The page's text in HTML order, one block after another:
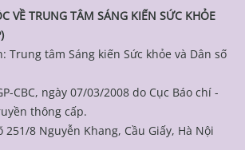
VỀ TRUNG TÂM SÁNG KIẾN SỨC KHỎE
Trung tâm Sáng kiến Sức khỏe và Dân số
CBC, ngày 07/03/2008 do Cục Báo chí -
thông cấp.
251/8 Nguyễn Khang, Cầu Giấy, Hà Nội